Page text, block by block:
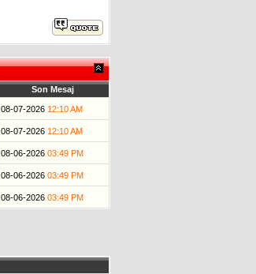
Son Mesaj
08-07-2026 12:10 AM
08-07-2026 12:10 AM
08-06-2026 03:49 PM
08-06-2026 03:49 PM
08-06-2026 03:49 PM